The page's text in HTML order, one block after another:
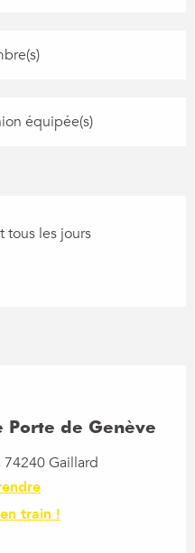
équipée(s)
tous les jours
Porte de Genève
Gaillard
train !